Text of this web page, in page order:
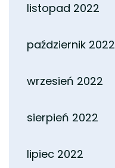
listopad 2022
październik 2022
wrzesień 2022
sierpień 2022
lipiec 2022